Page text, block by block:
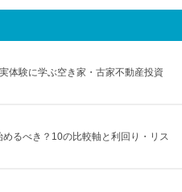
体験に学ぶ空き家・古家不動産投資
るべき？10の比較軸と利回り・リス